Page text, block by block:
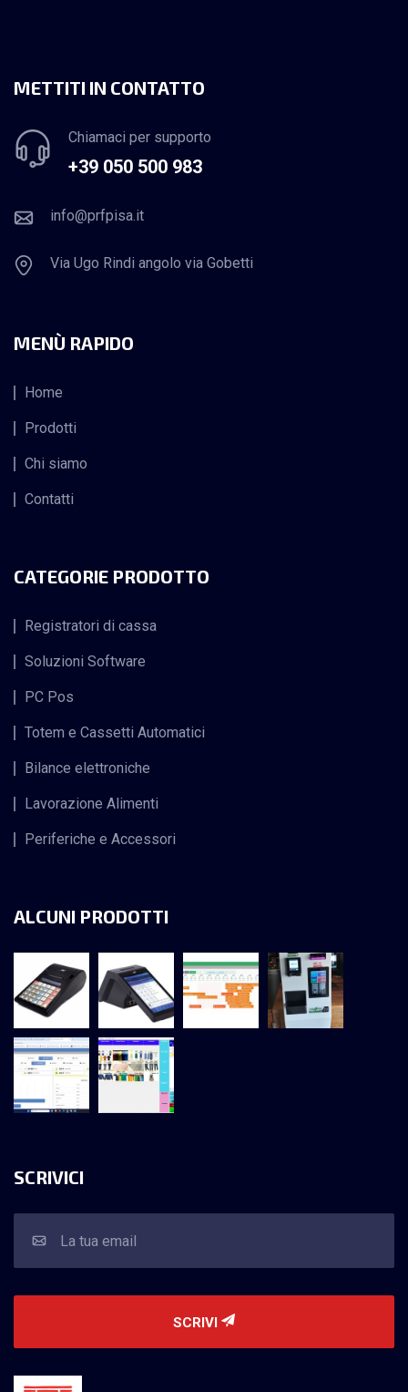
METTITI IN CONTATTO
Chiamaci per supporto
+39 050 500 983
info@prfpisa.it
Via Ugo Rindi angolo via Gobetti
MENÙ RAPIDO
Home
Prodotti
Chi siamo
Contatti
CATEGORIE PRODOTTO
Registratori di cassa
Soluzioni Software
PC Pos
Totem e Cassetti Automatici
Bilance elettroniche
Lavorazione Alimenti
Periferiche e Accessori
ALCUNI PRODOTTI
SCRIVICI
SCRIVI